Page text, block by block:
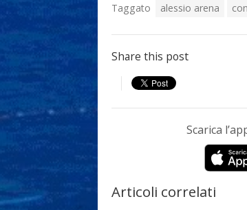
Taggato alessio arena
Share this post
Scarica
Articoli correlati